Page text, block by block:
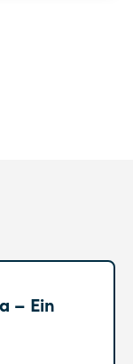
– Ein